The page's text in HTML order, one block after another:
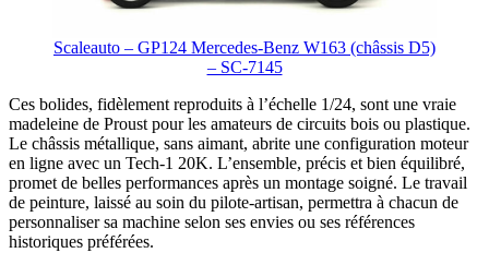
Scaleauto – GP124 Mercedes-Benz W163 (châssis D5)
– SC-7145
Ces bolides, fidèlement reproduits à l’échelle 1/24, sont une vraie
madeleine de Proust pour les amateurs de circuits bois ou plastique.
Le châssis métallique, sans aimant, abrite une configuration moteur
en ligne avec un Tech-1 20K. L’ensemble, précis et bien équilibré,
promet de belles performances après un montage soigné. Le travail
de peinture, laissé au soin du pilote-artisan, permettra à chacun de
personnaliser sa machine selon ses envies ou ses références
historiques préférées.